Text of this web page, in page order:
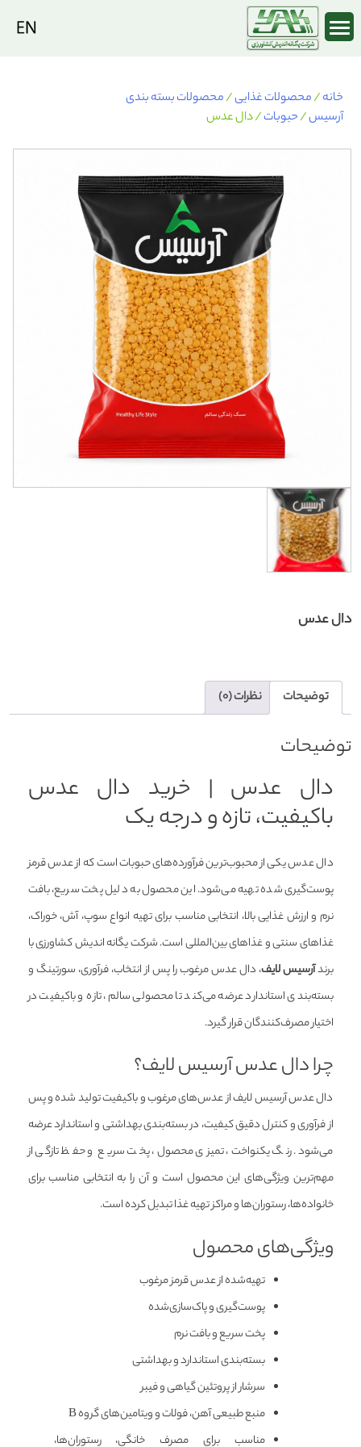
Skip
content
خانه/محصولات غذایی/محصولات بسته بندی
آرسیس/حبوبات/ دال عدس
دال عدس
توضیحات نظرات (0)
توضیحات
دال عدس | خرید دال عدس
باکیفیت، تازه و درجه یک
دال عدس یکی از محبوب‌ترین فرآورده‌های حبوبات است که از عدس قرمز
پوست‌گیری شده تهیه می‌شود. این محصول به دلیل پخت سریع، بافت
نرم و ارزش غذایی بالا، انتخابی مناسب برای تهیه انواع سوپ، آش، خوراک،
غذاهای سنتی و غذاهای بین‌المللی است. شرکت یگانه اندیش کشاورزی با
برندآرسیس لایف، دال عدس مرغوب را پس از انتخاب، فرآوری، سورتینگ و
بسته‌بندی استاندارد عرضه می‌کند تا محصولی سالم، تازه و باکیفیت در
اختیار مصرف‌کنندگان قرار گیرد.
چرا دال عدس آرسیس لایف؟
دال عدس آرسیس لایف از عدس‌های مرغوب و باکیفیت تولید شده و پس
از فرآوری و کنترل دقیق کیفیت، در بسته‌بندی بهداشتی و استاندارد عرضه
می‌شود. رنگ یکنواخت، تمیزی محصول، پخت سریع و حفظ تازگی از
مهم‌ترین ویژگی‌های این محصول است و آن را به انتخابی مناسب برای
خانواده‌ها، رستوران‌ها و مراکز تهیه غذا تبدیل کرده است.
ویژگی‌های محصول
تهیه‌شده از عدس قرمز مرغوب
پوست‌گیری و پاک‌سازی‌شده
پخت سریع و بافت نرم
بسته‌بندی استاندارد و بهداشتی
سرشار از پروتئین گیاهی و فیبر
منبع طبیعی آهن، فولات و ویتامین‌های گروه B
مناسب برای مصرف خانگی، رستوران‌ها،